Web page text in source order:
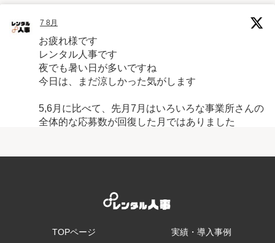
7 8月
お疲れ様です
レンタル人事です
夜でも暑い日が多いですね
今日は、まだ涼しかった気がします
5,6月に比べて、先月7月はいろいろな事業所さんの
全体的な応募数が回復した月ではありました
TOPページ 実績・導入事例